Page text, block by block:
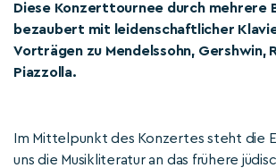
Diese Konzerttournee durch mehrere
bezaubert mit leidenschaftlicher
Vorträgen zu Mendelssohn, Gershwin,
Piazzolla.
Im Mittelpunkt des Konzertes steht die
uns die Musikliteratur an das frühere